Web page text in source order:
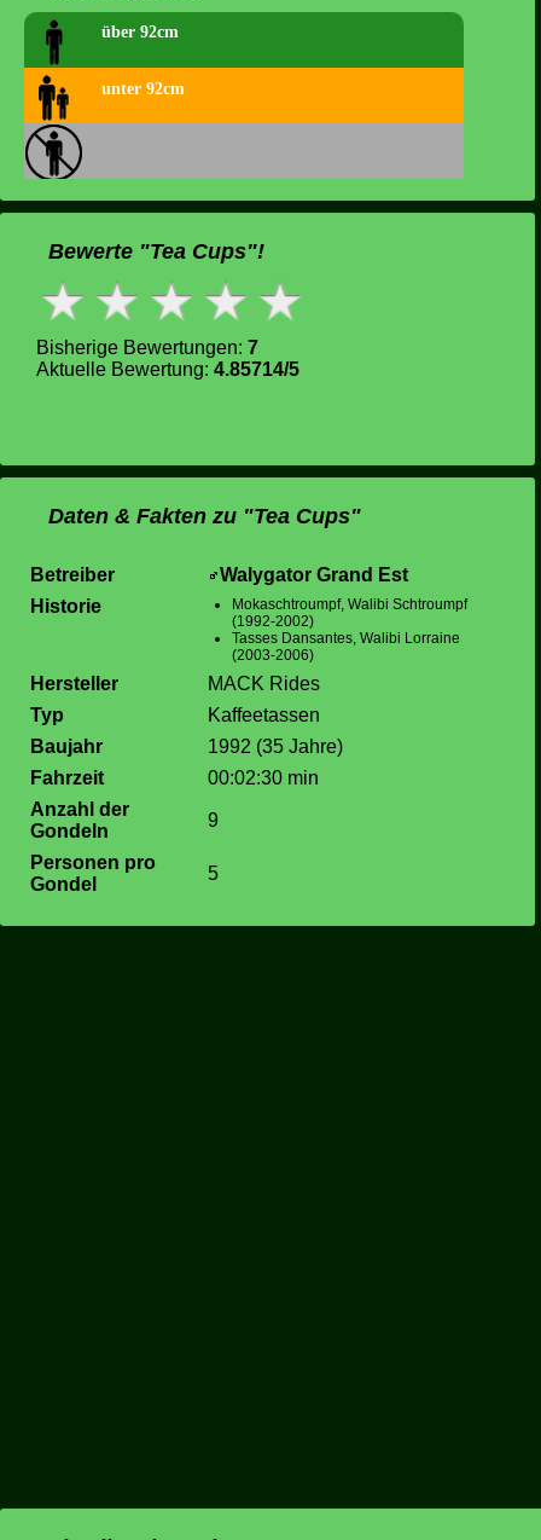
über 92cm
unter 92cm
Bewerte "Tea Cups"!
Bisherige Bewertungen: 7
Aktuelle Bewertung: 4.85714/5
Daten & Fakten zu "Tea Cups"
Betreiber
Walygator Grand Est
Historie
Mokaschtroumpf, Walibi Schtroumpf
(1992-2002)
Tasses Dansantes, Walibi Lorraine
(2003-2006)
Hersteller
MACK Rides
Typ
Kaffeetassen
Baujahr
1992 (35 Jahre)
Fahrzeit
00:02:30 min
Anzahl der
Gondeln
9
Personen pro
Gondel
5